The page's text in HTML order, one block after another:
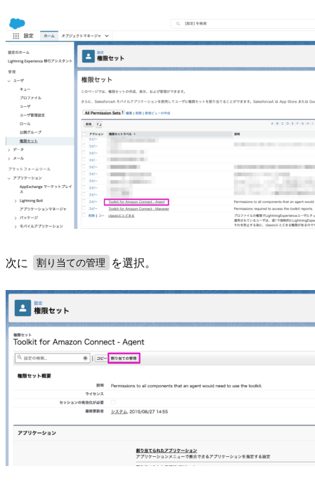
次に 割り当ての管理 を選択。